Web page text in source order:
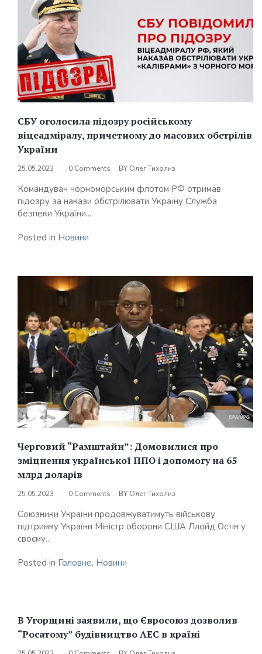
СБУ оголосила підозру російському
віцеадміралу, причетному до масових обстрілів
України
25.05.2023 0 Comments BY Олег Тихолиз
Командувач чорноморським флотом РФ отримав
підозру за накази обстрілювати Україну Служба
безпеки України...
Posted in Новини
Черговий “Рамштайн”: Домовилися про
зміцнення української ППО і допомогу на 65
млрд доларів
25.05.2023 0 Comments BY Олег Тихолиз
Союзники України продовжуватимуть військову
підтримку України Міністр оборони США Ллойд Остін у
своєму...
Posted in Головне, Новини
В Угорщині заявили, що Євросоюз дозволив
“Росатому” будівництво АЕС в країні